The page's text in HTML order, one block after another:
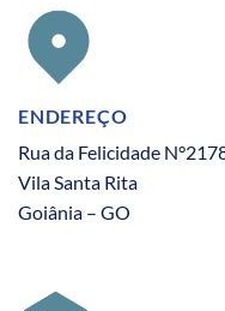
ENDEREÇO
Rua da Felicidade
Vila Santa Rita
Goiânia – GO